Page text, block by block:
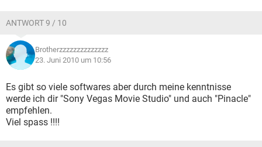
ANTWORT 9 / 10
Brotherzzzzzzzzzzzzzz
23. Juni 2010 um 10:56
Es gibt so viele softwares aber durch meine kenntnisse
werde ich dir "Sony Vegas Movie Studio" und auch "Pinacle"
empfehlen.
Viel spass !!!!